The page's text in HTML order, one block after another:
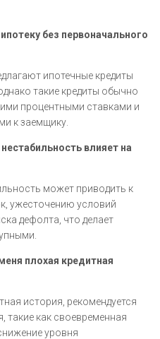
без первоначального
ипотечные кредиты
такие кредиты обычно
процентными ставками и
к заемщику.
влияет на
может приводить к
ужесточению условий
дефолта, что делает
плохая кредитная
история, рекомендуется
такие как своевременная
уровня